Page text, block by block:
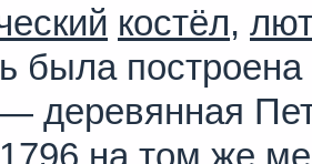
костёл,
была
деревянная
1796 на том же